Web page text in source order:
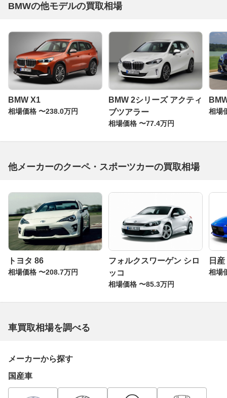
BMWの他モデルの買取相場
BMW X1
相場価格 〜238.0万円
BMW 2シリーズ アクティ
ブツアラー
相場価格 〜77.4万円
相場
他メーカーのクーペ・スポーツカーの買取相場
トヨタ 86
相場価格 〜208.7万円
フォルクスワーゲン シロ
ッコ
相場価格 〜85.3万円
日
相場
車買取相場を調べる
メーカーから探す
国産車